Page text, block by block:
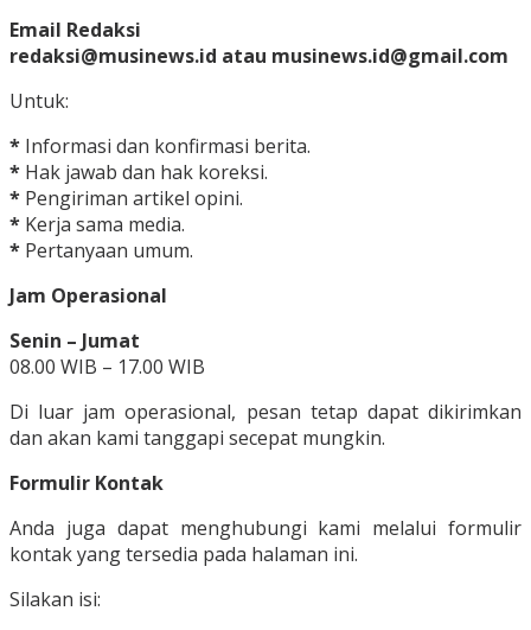
Email Redaksi
redaksi@musinews.id atau musinews.id@gmail.com
Untuk:
* Informasi dan konfirmasi berita.
* Hak jawab dan hak koreksi.
* Pengiriman artikel opini.
* Kerja sama media.
* Pertanyaan umum.
Jam Operasional
Senin – Jumat
08.00 WIB – 17.00 WIB
Di luar jam operasional, pesan tetap dapat dikirimkan
dan akan kami tanggapi secepat mungkin.
Formulir Kontak
Anda juga dapat menghubungi kami melalui formulir
kontak yang tersedia pada halaman ini.
Silakan isi: